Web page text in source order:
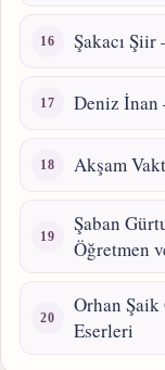
Şakacı
Deniz İnan
Akşam
Şaban
Öğretmen
Orhan Şaik
Eserleri